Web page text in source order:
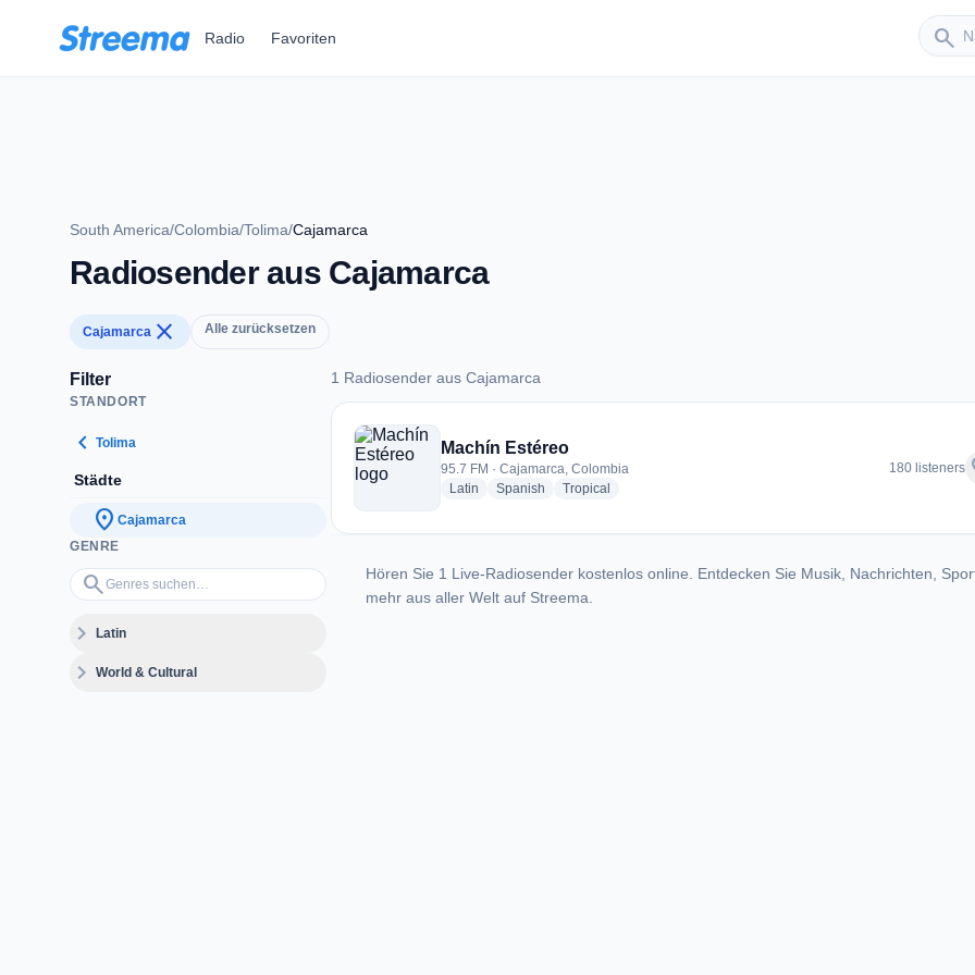
Radio Favoriten search
Sender
South America/Colombia/Tolima/Cajamarca
Radiosender aus Cajamarca
Cajamarca close Alle zurücksetzen
Filter
STANDORT
chevron_left Tolima
Städte
location_on Cajamarca
GENRE
search
Genres suchen…
expand_moreLatin
expand_moreWorld & Cultural
1 Radiosender aus Cajamarca
1 Radiosender aus Cajamarca
Machín Estéreo
95.7 FM · Cajamarca, Colombia
Latin radio stations
Spanish radio stations
Tropical
180 listeners
Hören Sie 1 Live-Radiosender kostenlos online. Entdecken Sie Musik, Nachrichten,
mehr aus aller Welt auf Streema.